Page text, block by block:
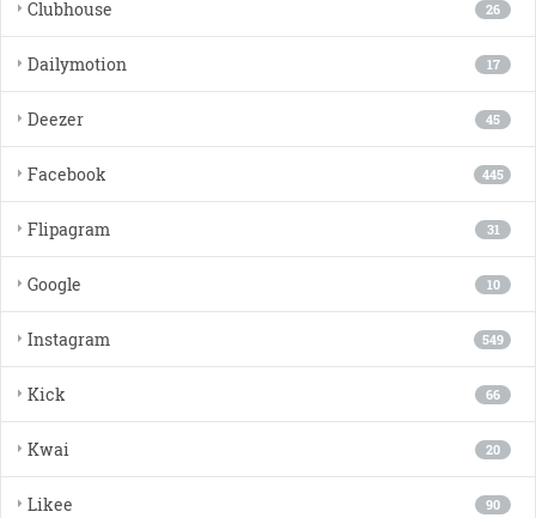
26
Clubhouse
17
Dailymotion
45
Deezer
445
Facebook
31
Flipagram
10
Google
549
Instagram
66
Kick
20
Kwai
90
Likee